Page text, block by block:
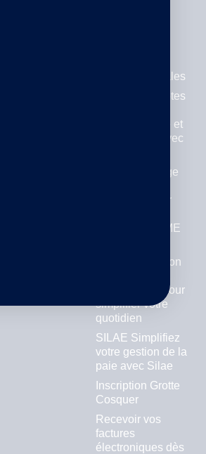
Mentions légales
Gestion des notes
solution simple et
automatisée avec
Intégrateur Sage
logicielles pour
gestion des PME
Silae : la solution
collaborative pour
simplifier votre
quotidien
SILAE Simplifiez
votre gestion de la
paie avec Silae
Inscription Grotte
Cosquer
Recevoir vos
factures
électroniques dès